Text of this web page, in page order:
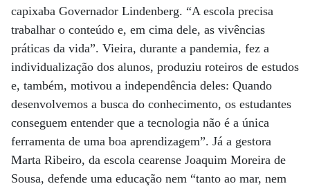
capixaba Governador Lindenberg. “A escola precisa
trabalhar o conteúdo e, em cima dele, as vivências
práticas da vida”. Vieira, durante a pandemia, fez a
individualização dos alunos, produziu roteiros de estudos
e, também, motivou a independência deles: Quando
desenvolvemos a busca do conhecimento, os estudantes
conseguem entender que a tecnologia não é a única
ferramenta de uma boa aprendizagem”. Já a gestora
Marta Ribeiro, da escola cearense Joaquim Moreira de
Sousa, defende uma educação nem “tanto ao mar, nem